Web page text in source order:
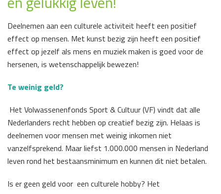
Deelnemen aan een culturele activiteit heeft een positief
effect op mensen. Met kunst bezig zijn heeft een positief
effect op jezelf als mens en muziek maken is goed voor de
hersenen, is wetenschappelijk bewezen!
Te weinig geld?
Het Volwassenenfonds Sport & Cultuur (VF) vindt dat alle
Nederlanders recht hebben op creatief bezig zijn. Helaas is
deelnemen voor mensen met weinig inkomen niet
vanzelfsprekend. Maar liefst 1.000.000 mensen in Nederland
leven rond het bestaansminimum en kunnen dit niet betalen.
Is er geen geld voor een culturele hobby? Het